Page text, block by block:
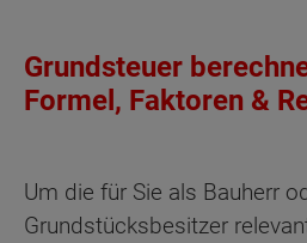
Grundsteuer
Formel, Faktoren &
Um die für Sie als Bauherr
Grundstücksbesitzer